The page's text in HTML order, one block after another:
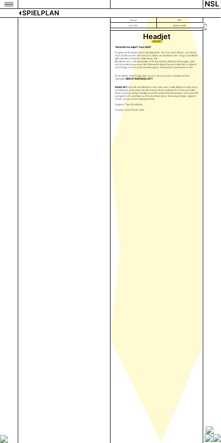
NSL
SPIELPLAN
Konzert KFK
10.12.2025 Mittwoch 20:00
Headjet
TICKETS
"Kennt Ihr Headjet? Tour 2025"
Es geht ein Raunen durch die Republik. Von Ost nach West, von Nord
nach Süd kursiert das Gerücht, dass es da diese vier Jungs aus Berlin
gibt, bei denen keiner stillstehen will.
Bei denen sich Glitzerkleider im Kreis drehen, Backen bewegen, man
sich stundenlang unter der Wasserfalldusche aus Indie-Rock, Aperol
und Tango suhlen und trotzdem ganz fantastisch aussehen kann.
Es ist diese eine Frage, die von nun an auch dich und deine Fam
umtreibt:KENNT IHR HEADJET?
HEADJETsind die vier Berliner Freunde Leon, Calle, Matteo und Lenny
und bereits jetzt mehr als die Summe ihrer explosiven Teile aus Indie-
Rock, Funk und Pop. Die Band veröffentlicht im November ihre erste EP
und geht im Dezember auf Deutschlandtour. Ihre neue Single „Aperol
Chick“ ist ab sofort überall hörbar.
Support: Tani & Liebling
Tickets: 20,00 € inkl. Geb.